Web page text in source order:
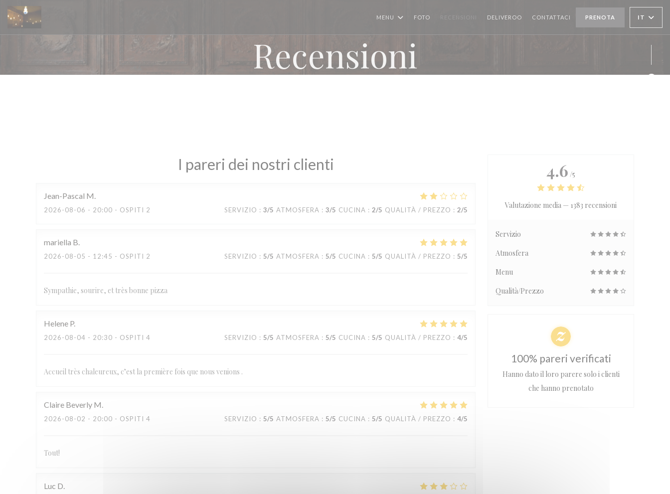
Personalizzazione delle tue scelte sui cookie
MENU FOTO DELIVEROO ((APRE UNA NUOVA FINESTRA))
CONTATTACI PRENOTA IT
Recensioni
I pareri dei nostri clienti
Jean-Pascal M
2026-08-06 - 20:00 - OSPITI 2 SERVIZIO : 3/5 ATMOSFERA : 3/5 CUCINA : 2/5 QUALITÀ / PREZZO : 2/5
mariella B
2026-08-05 - 12:45 - OSPITI 2 SERVIZIO : 5/5 ATMOSFERA : 5/5 CUCINA : 5/5 QUALITÀ / PREZZO : 5/5
Sympathie, sourire, et très bonne pizza
Helene P
2026-08-04 - 20:30 - OSPITI 4 SERVIZIO : 5/5 ATMOSFERA : 5/5 CUCINA : 5/5 QUALITÀ / PREZZO : 4/5
Accueil très chaleureux, c’est la première fois que nous venions .
Claire Beverly M
2026-08-02 - 20:00 - OSPITI 4 SERVIZIO : 5/5 ATMOSFERA : 5/5 CUCINA : 5/5 QUALITÀ / PREZZO : 4/5
Tout!
Luc D
4.6 /5
Valutazione media — 1383 recensioni
Servizio
Atmosfera
Menu
Qualità/Prezzo
100% pareri verificati
Hanno dato il loro parere solo i clienti
che hanno prenotato